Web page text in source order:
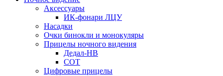
Аксессуары
ИК-фонари ЛЦУ
Насадки
Очки бинокли и монокуляры
Прицелы ночного видения
Дедал-НВ
СОТ
Цифровые прицелы